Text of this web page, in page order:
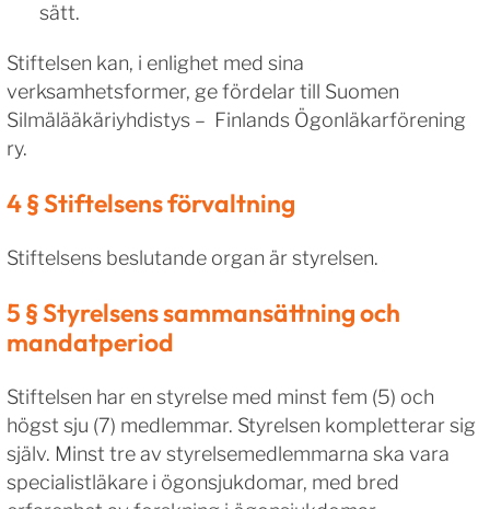
sätt.
Stiftelsen kan, i enlighet med sina
verksamhetsformer, ge fördelar till Suomen
Silmälääkäriyhdistys – Finlands Ögonläkarförening
ry.
4 § Stiftelsens förvaltning
Stiftelsens beslutande organ är styrelsen.
5 § Styrelsens sammansättning och
mandatperiod
Stiftelsen har en styrelse med minst fem (5) och
högst sju (7) medlemmar. Styrelsen kompletterar sig
själv. Minst tre av styrelsemedlemmarna ska vara
specialistläkare i ögonsjukdomar, med bred